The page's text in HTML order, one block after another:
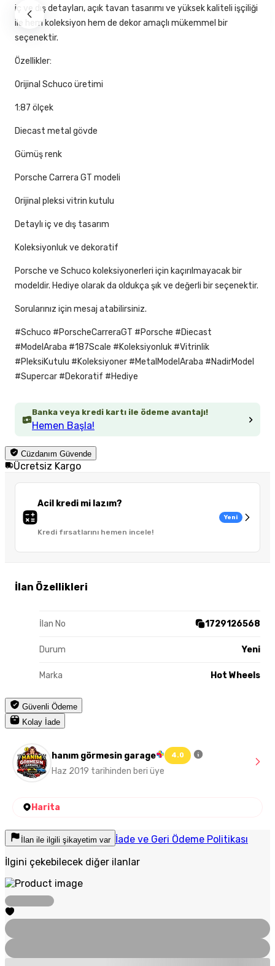
Banka veya kredi kartı ile ödeme avantajı!
Hemen Başla!
Cüzdanım Güvende
Ücretsiz Kargo
Acil kredi mi lazım?
Kredi fırsatlarını hemen incele!
Yeni
İlan Özellikleri
İlan No 1729126568
Durum Yeni
Marka Hot Wheels
Güvenli Ödeme
Kolay İade
iç ve dış detayları, açık tavan tasarımı ve yüksek kaliteli işçiliği
ile hem koleksiyon hem de dekor amaçlı mükemmel bir
seçenektir.
Özellikler:
Orijinal Schuco üretimi
1:87 ölçek
Diecast metal gövde
Gümüş renk
Porsche Carrera GT modeli
Orijinal pleksi vitrin kutulu
Detaylı iç ve dış tasarım
Koleksiyonluk ve dekoratif
Porsche ve Schuco koleksiyonerleri için kaçırılmayacak bir
modeldir. Hediye olarak da oldukça şık ve değerli bir seçenektir.
Sorularınız için mesaj atabilirsiniz.
#Schuco #PorscheCarreraGT #Porsche #Diecast
#ModelAraba #187Scale #Koleksiyonluk #Vitrinlik
#PleksiKutulu #Koleksiyoner #MetalModelAraba #NadirModel
#Supercar #Dekoratif #Hediye
hanım görmesin garage 4.0
Haz 2019 tarihinden beri üye
Harita
İlan ile ilgili şikayetim var İade ve Geri Ödeme Politikası
İlgini çekebilecek diğer ilanlar